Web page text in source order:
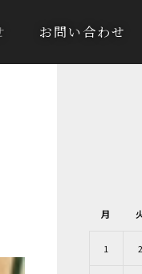
お問い合わせ
月
1 2